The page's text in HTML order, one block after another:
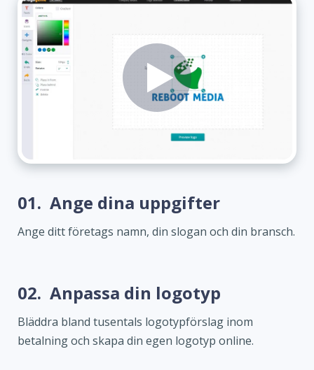
01. Ange dina uppgifter
Ange ditt företags namn, din slogan och din bransch.
02. Anpassa din logotyp
Bläddra bland tusentals logotypförslag inom
betalning och skapa din egen logotyp online.